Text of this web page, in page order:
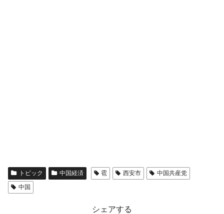
トピック 中国経済 雹 西安市
中国共産党
中国
シェアする